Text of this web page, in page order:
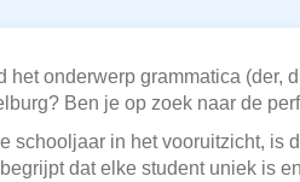
het onderwerp grammatica (der,
Ben je op zoek naar de
schooljaar in het vooruitzicht, is
dat elke student uniek is